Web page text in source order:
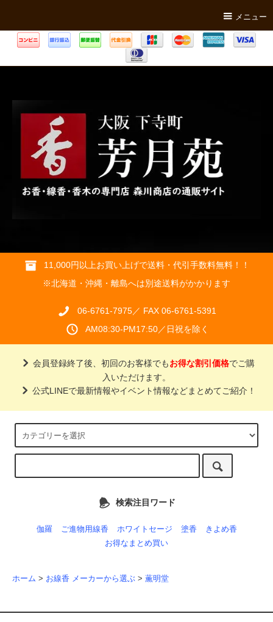
メニュー
11,000円以上お買い上げで送料・代引手数料無料！！
※北海道・沖縄・離島へは別途送料がかかります
06-6761-7975／ FAX 06-6761-5391
AM08:30-PM17:50／日祝を除く
会員登録終了後、初回のお客様でもお得な割引価格でご購
入いただけます。
公式LINEで最新情報やイベント情報などまとめてご紹介！
検索注目ワード
伽羅 ご進物用線香 ホワイトセージ 塗香
きよめ香
お得なまとめ買い
ホーム > お線香 メーカーから選ぶ > 薫明堂